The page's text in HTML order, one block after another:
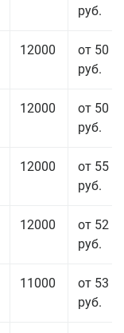
руб.
12000
от 50
руб.
12000
от 50
руб.
12000
от 55
руб.
12000
от 52
руб.
11000
от 53
руб.